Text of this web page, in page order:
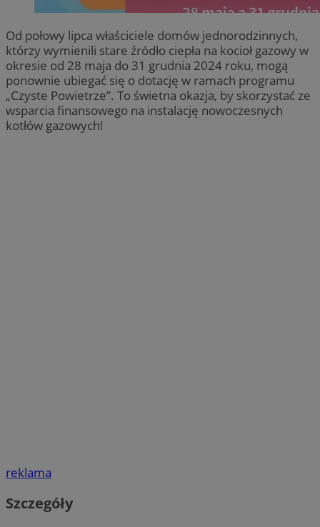
Od połowy lipca właściciele domów jednorodzinnych,
którzy wymienili stare źródło ciepła na kocioł gazowy w
okresie od 28 maja do 31 grudnia 2024 roku, mogą
ponownie ubiegać się o dotację w ramach programu
„Czyste Powietrze”. To świetna okazja, by skorzystać ze
wsparcia finansowego na instalację nowoczesnych
kotłów gazowych!
reklama
Szczegóły